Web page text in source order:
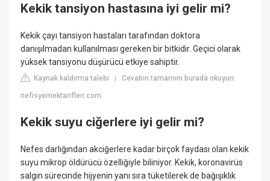
Kekik tansiyon hastasına iyi gelir mi?
Kekik çayı tansiyon hastaları tarafından doktora
danışılmadan kullanılması gereken bir bitkidir. Geçici olarak
yüksek tansiyonu düşürücü etkiye sahiptir.
Kaynak kaldırma talebi |Cevabın tamamını burada okuyun:
nefisyemektarifleri.com
Kekik suyu ciğerlere iyi gelir mi?
Nefes darlığından akciğerlere kadar birçok faydası olan kekik
suyu mikrop öldürücü özelliğiyle biliniyor. Kekik, koronavirüs
salgın sürecinde hijyenin yanı sıra tüketilerek de bağışıklık